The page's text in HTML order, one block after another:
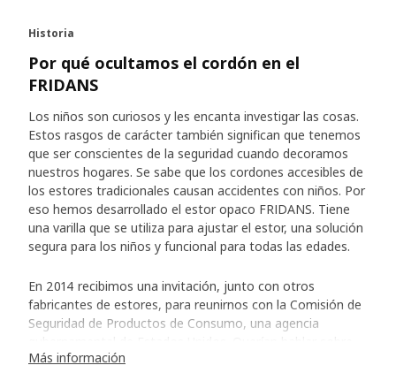
Historia
Por qué ocultamos el cordón en el
FRIDANS
Los niños son curiosos y les encanta investigar las cosas.
Estos rasgos de carácter también significan que tenemos
que ser conscientes de la seguridad cuando decoramos
nuestros hogares. Se sabe que los cordones accesibles de
los estores tradicionales causan accidentes con niños. Por
eso hemos desarrollado el estor opaco FRIDANS. Tiene
una varilla que se utiliza para ajustar el estor, una solución
segura para los niños y funcional para todas las edades.
En 2014 recibimos una invitación, junto con otros
fabricantes de estores, para reunirnos con la Comisión de
Seguridad de Productos de Consumo, una agencia
cómo prevenir accidentes con estores que tienen
Más información